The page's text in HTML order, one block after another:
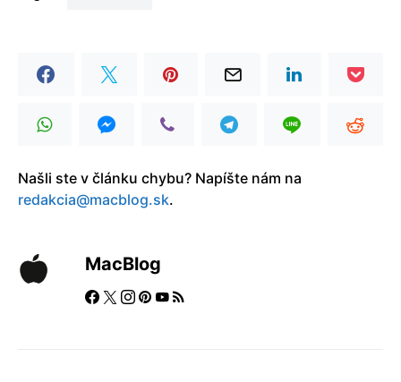
Našli ste v článku chybu? Napíšte nám na
redakcia@macblog.sk.
MacBlog